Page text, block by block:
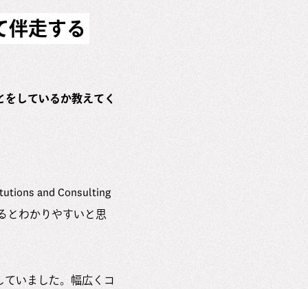
伴走する
しているか教えてく
and Consulting
とわかりやすいと思
いました。幅広くコ